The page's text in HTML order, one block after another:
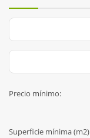
Precio mínimo:
Superficie mínima (m2)